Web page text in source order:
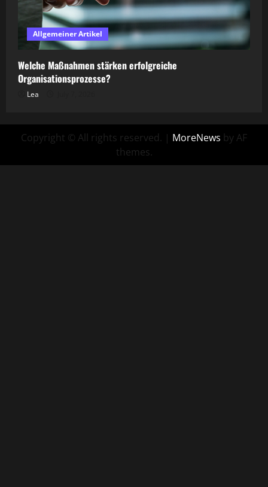
Allgemeiner Artikel
Welche Maßnahmen stärken erfolgreiche
Organisationsprozesse?
Lea
Copyright © All rights reserved. | MoreNews by AF
themes.